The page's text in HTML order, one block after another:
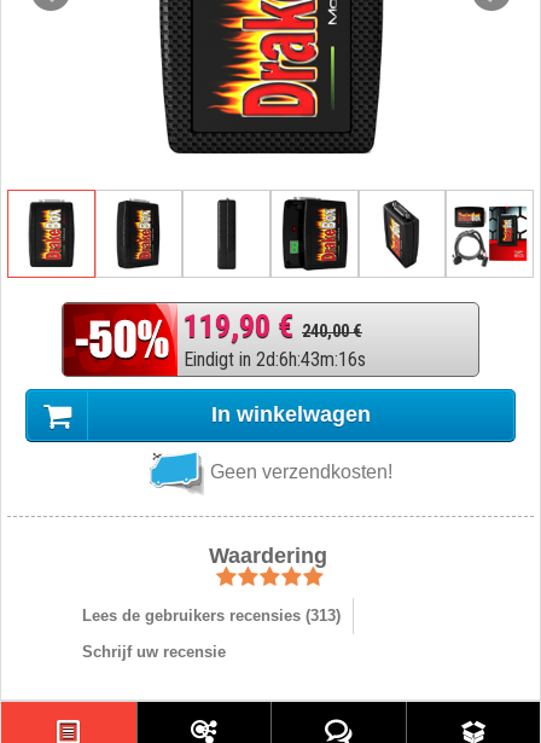
119,90 € 240,00 €
Eindigt in 2d:6h:43m:15s
In winkelwagen
Geen verzendkosten!
Waardering
Lees de gebruikers recensies (313)
Schrijf uw recensie